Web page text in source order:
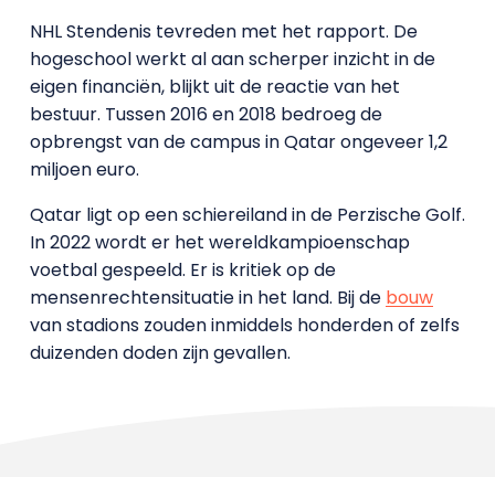
NHL Stendenis tevreden met het rapport. De
hogeschool werkt al aan scherper inzicht in de
eigen financiën, blijkt uit de reactie van het
bestuur. Tussen 2016 en 2018 bedroeg de
opbrengst van de campus in Qatar ongeveer 1,2
miljoen euro.
Qatar ligt op een schiereiland in de Perzische Golf.
In 2022 wordt er het wereldkampioenschap
voetbal gespeeld. Er is kritiek op de
mensenrechtensituatie in het land. Bij de bouw
van stadions zouden inmiddels honderden of zelfs
duizenden doden zijn gevallen.